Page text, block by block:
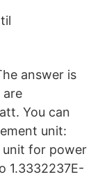
answer is
are
You can
unit:
unit for power
1.3332237E-